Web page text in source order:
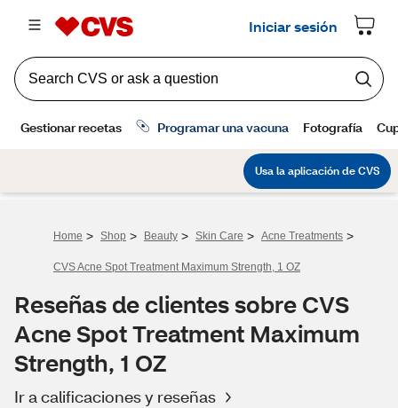
Home > Shop > Beauty > Skin Care > Acne Treatments >
CVS Acne Spot Treatment Maximum Strength, 1 OZ
Reseñas de clientes sobre CVS
Acne Spot Treatment Maximum
Strength, 1 OZ
Ir a calificaciones y reseñas